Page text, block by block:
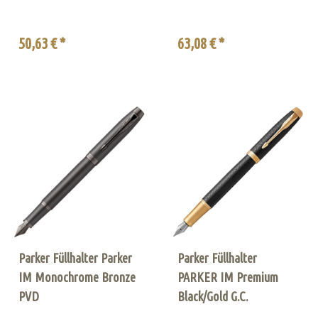
50,63 € * 63,08 € *
Parker Füllhalter Parker
IM Monochrome Bronze
PVD
Parker Füllhalter
PARKER IM Premium
Black/Gold G.C.